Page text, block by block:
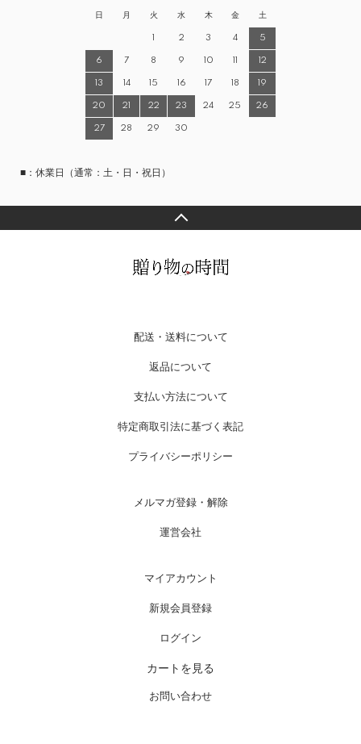
日 月 火 水 木 金 土
1 2 3 4 5
6 7 8 9 10 11 12
13 14 15 16 17 18 19
20 21 22 23 24 25 26
27 28 29 30
■：休業日（通常：土・日・祝日）
配送・送料について
返品について
支払い方法について
特定商取引法に基づく表記
プライバシーポリシー
メルマガ登録・解除
運営会社
マイアカウント
新規会員登録
ログイン
カートを見る
お問い合わせ